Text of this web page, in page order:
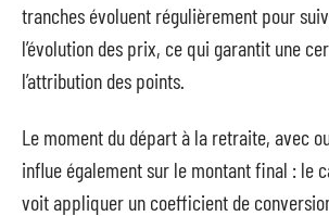
tranches évoluent régulièrement pour
l’évolution des prix, ce qui garantit une
l’attribution des points.
Le moment du départ à la retraite, avec
influe également sur le montant final : le
voit appliquer un coefficient de